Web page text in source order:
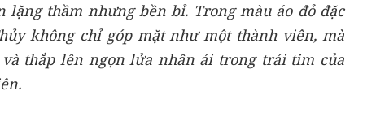
lặng thầm nhưng bền bỉ. Trong màu áo đỏ đặc
không chỉ góp mặt như một thành viên, mà
thắp lên ngọn lửa nhân ái trong trái tim của